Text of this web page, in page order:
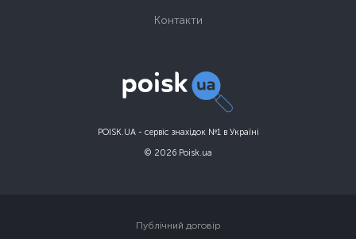
POISK.UA - сервіс знахідок №1 в Україні
© 2026 Poisk.ua
Контакти
Публічний договір